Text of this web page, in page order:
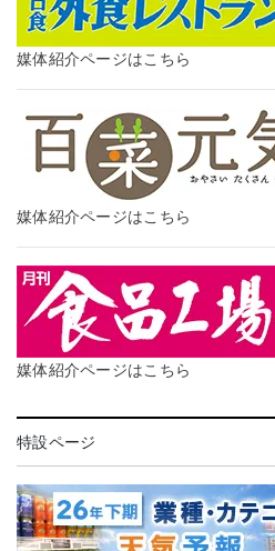
媒体紹介ページはこちら
媒体紹介ページはこちら
媒体紹介ページはこちら
特設ページ